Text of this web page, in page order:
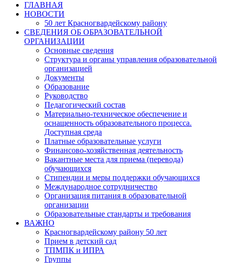
ГЛАВНАЯ
НОВОСТИ
50 лет Красногвардейскому району
СВЕДЕНИЯ ОБ ОБРАЗОВАТЕЛЬНОЙ
ОРГАНИЗАЦИИ
Основные сведения
Структура и органы управления образовательной
организацией
Документы
Образование
Руководство
Педагогический состав
Материально-техническое обеспечение и
оснащенность образовательного процесса.
Доступная среда
Платные образовательные услуги
Финансово-хозяйственная деятельность
Вакантные места для приема (перевода)
обучающихся
Стипендии и меры поддержки обучающихся
Международное сотрудничество
Организация питания в образовательной
организации
Образовательные стандарты и требования
ВАЖНО
Красногвардейскому району 50 лет
Прием в детский сад
ТПМПК и ИПРА
Группы